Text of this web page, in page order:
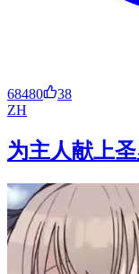
68480
38
ZH
为主人献上